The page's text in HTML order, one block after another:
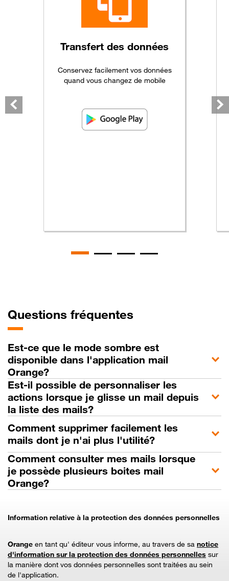
Transfert des données
Conservez facilement vos données
quand vous changez de mobile
Questions fréquentes
Est-ce que le mode sombre est
disponible dans l'application mail
Orange?
Est-il possible de personnaliser les
actions lorsque je glisse un mail depuis
la liste des mails?
Comment supprimer facilement les
mails dont je n'ai plus l'utilité?
Comment consulter mes mails lorsque
je possède plusieurs boites mail
Orange?
Information relative à la protection des données personnelles
Orange en tant qu' éditeur vous informe, au travers de sa notice
d'information sur la protection des données personnelles sur
la manière dont vos données personnelles sont traitées au sein
de l'application.